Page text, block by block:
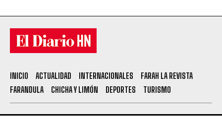
INICIO ACTUALIDAD INTERNACIONALES
FARAH LA REVISTA
FARANDULA
CHICHA Y LIMÓN DEPORTES TURISMO